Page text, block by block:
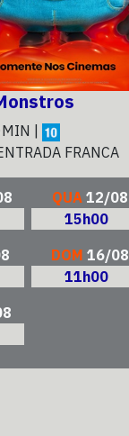
|
FRANCA
QUA 12/08
15h00
DOM 16/08
11h00